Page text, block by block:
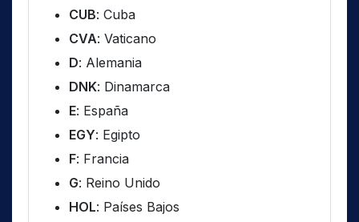
CUB: Cuba
CVA: Vaticano
D: Alemania
DNK: Dinamarca
E: España
EGY: Egipto
F: Francia
G: Reino Unido
HOL: Países Bajos